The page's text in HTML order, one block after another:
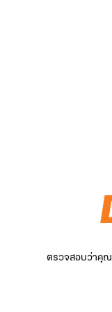
ตรวจสอบว่าคุณ